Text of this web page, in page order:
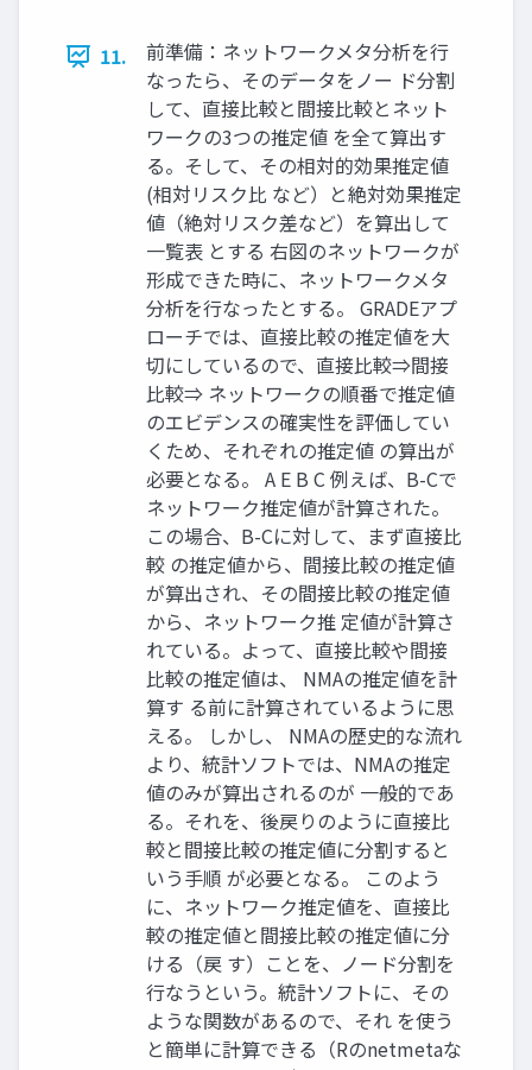
11.
前準備：ネットワークメタ分析を行
なったら、そのデータをノー ド分割
して、直接比較と間接比較とネット
ワークの3つの推定値 を全て算出す
る。そして、その相対的効果推定値
(相対リスク比 など）と絶対効果推定
値（絶対リスク差など）を算出して
一覧表 とする 右図のネットワークが
形成できた時に、ネットワークメタ
分析を行なったとする。 GRADEアプ
ローチでは、直接比較の推定値を大
切にしているので、直接比較⇒間接
比較⇒ ネットワークの順番で推定値
のエビデンスの確実性を評価してい
くため、それぞれの推定値 の算出が
必要となる。 A E B C 例えば、B-Cで
ネットワーク推定値が計算された。
この場合、B-Cに対して、まず直接比
較 の推定値から、間接比較の推定値
が算出され、その間接比較の推定値
から、ネットワーク推 定値が計算さ
れている。よって、直接比較や間接
比較の推定値は、 NMAの推定値を計
算す る前に計算されているように思
える。 しかし、 NMAの歴史的な流れ
より、統計ソフトでは、NMAの推定
値のみが算出されるのが 一般的であ
る。それを、後戻りのように直接比
較と間接比較の推定値に分割すると
いう手順 が必要となる。 このよう
に、ネットワーク推定値を、直接比
較の推定値と間接比較の推定値に分
ける（戻 す）ことを、ノード分割を
行なうという。統計ソフトに、その
ような関数があるので、それ を使う
と簡単に計算できる（Rのnetmetaな